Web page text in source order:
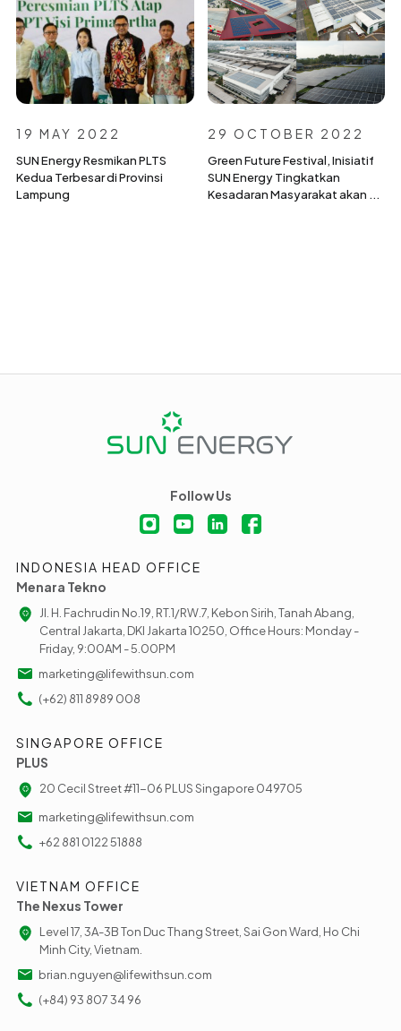
19 MAY 2022
SUN Energy Resmikan PLTS
Kedua Terbesar di Provinsi
Lampung
29 OCTOBER 2022
Green Future Festival, Inisiatif
SUN Energy Tingkatkan
Kesadaran Masyarakat akan ...
Follow Us
INDONESIA HEAD OFFICE
Menara Tekno
Jl. H. Fachrudin No.19, RT.1/RW.7, Kebon Sirih, Tanah Abang,
Central Jakarta, DKI Jakarta 10250, Office Hours: Monday -
Friday, 9:00AM - 5.00PM
marketing@lifewithsun.com
(+62) 811 8989 008
SINGAPORE OFFICE
PLUS
20 Cecil Street #11-06 PLUS Singapore 049705
marketing@lifewithsun.com
+62 881 0122 51888
VIETNAM OFFICE
The Nexus Tower
Level 17, 3A-3B Ton Duc Thang Street, Sai Gon Ward, Ho Chi
Minh City, Vietnam.
brian.nguyen@lifewithsun.com
(+84) 93 807 34 96